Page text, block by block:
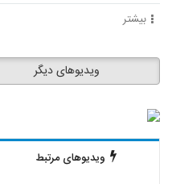
بیشتر
ویدیوهای دیگر
ویدیوهای مرتبط